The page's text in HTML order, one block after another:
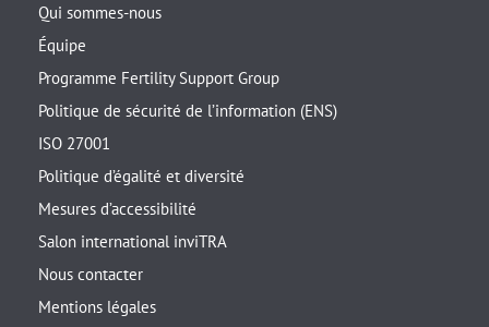
Qui sommes-nous
Équipe
Programme Fertility Support Group
Politique de sécurité de l’information (ENS)
ISO 27001
Politique d’égalité et diversité
Mesures d’accessibilité
Salon international inviTRA
Nous contacter
Mentions légales